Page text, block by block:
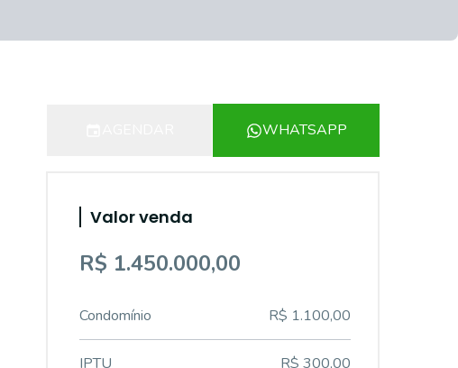
WHATSAPP
Valor venda
R$ 1.450.000,00
Condomínio R$ 1.100,00
IPTU R$ 300,00